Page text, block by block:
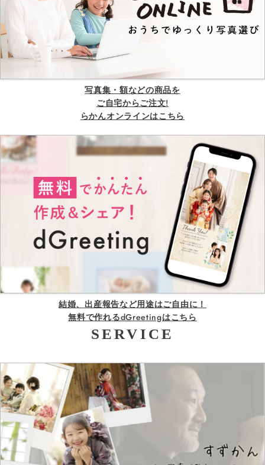
写真集・額などの商品を
ご自宅からご注文!
らかんオンラインはこちら
結婚、出産報告など用途はご自由に！
無料で作れるdGreetingはこちら
SERVICE